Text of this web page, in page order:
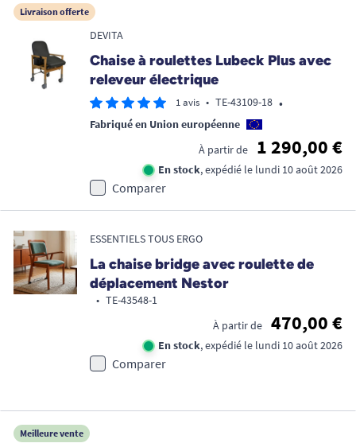
Livraison offerte
DEVITA
Chaise à roulettes Lubeck Plus avec
releveur électrique
1 avis • TE-43109-18 •
Fabriqué en Union européenne
À partir de
1 290,00 €
En stock, expédié le lundi 10 août 2026
Comparer
ESSENTIELS TOUS ERGO
La chaise bridge avec roulette de
déplacement Nestor
• TE-43548-1
À partir de
470,00 €
En stock, expédié le lundi 10 août 2026
Comparer
Meilleure vente